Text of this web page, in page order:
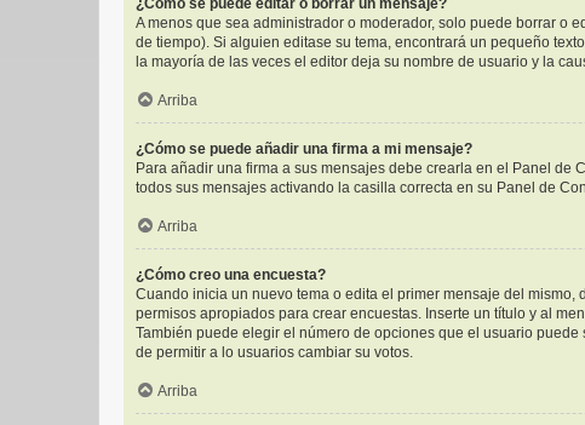
¿Cómo se puede editar o borrar un mensaje?
A menos que sea administrador o moderador, solo puede borrar o
de tiempo). Si alguien editase su tema, encontrará un pequeño
la mayoría de las veces el editor deja su nombre de usuario y la
Arriba
¿Cómo se puede añadir una firma a mi mensaje?
Para añadir una firma a sus mensajes debe crearla en el Panel
todos sus mensajes activando la casilla correcta en su Panel de
Arriba
¿Cómo creo una encuesta?
Cuando inicia un nuevo tema o edita el primer mensaje del
permisos apropiados para crear encuestas. Inserte un título y al
También puede elegir el número de opciones que el usuario
de permitir a lo usuarios cambiar su votos.
Arriba